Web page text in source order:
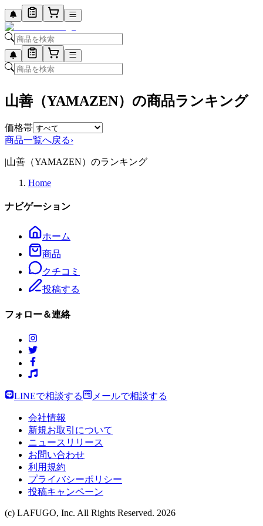
山善（YAMAZEN）の商品ランキング
価格帯
商品一覧へ戻る›
|山善（YAMAZEN）のランキング
Home
ナビゲーション
ホーム
商品
クチコミ
投稿する
フォロー＆連絡
LINEで相談する メールで相談する
会社情報
新規お取引について
ニュースリリース
お問い合わせ
利用規約
プライバシーポリシー
投稿キャンペーン
(c) LAFUGO, Inc. All Rights Reserved. 2026